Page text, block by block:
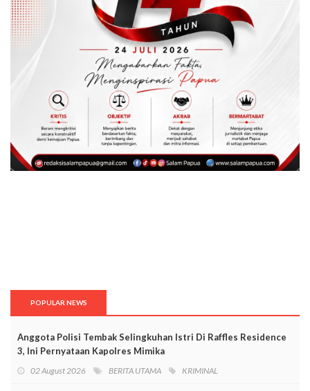
POPULAR NEWS
Anggota Polisi Tembak Selingkuhan Istri Di Raffles Residence
3, Ini Pernyataan Kapolres Mimika
02 August 2026 BERITA UTAMA KRIMINAL